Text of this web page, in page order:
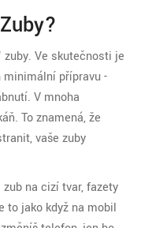
zuby. Ve skutečnosti je
přípravu -
V mnoha
To znamená, že
vaše zuby
zub na cizí tvar, fazety
to jako když na mobil